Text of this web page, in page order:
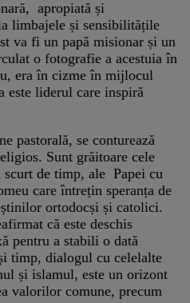
apropiată și
limbajele și sensibilitățile
va fi un papă misionar și un
o fotografie a acestuia în
era în cizme în mijlocul
liderul care inspiră
pastorală, se conturează
Sunt grăitoare cele
de timp, ale Papei cu
care întrețin speranța de
ortodocși și catolici.
că este deschis
pentru a stabili o dată
timp, dialogul cu celelalte
și islamul, este un orizont
valorilor comune, precum